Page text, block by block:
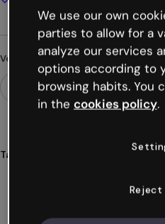
Vous cherchez autre chose ?
Tags
We use our own
parties to allow for a
analyze our services
options according to
browsing habits. You
in the cookies policy.
Reject